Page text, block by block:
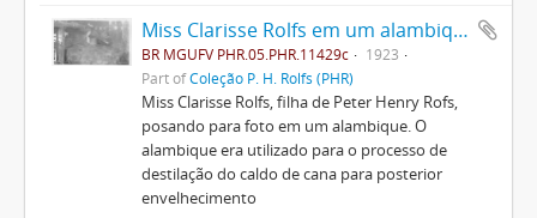
Miss Clarisse Rolfs em um alambique
BR MGUFV PHR.05.PHR.11429c
1923
Part ofColeção P. H. Rolfs (PHR)
Miss Clarisse Rolfs, filha de Peter Henry Rofs,
posando para foto em um alambique. O
alambique era utilizado para o processo de
destilação do caldo de cana para posterior
envelhecimento